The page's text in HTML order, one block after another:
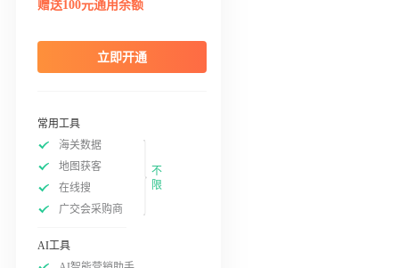
赠送100元通用余额
立即开通
常用工具
海关数据
地图获客
在线搜
广交会采购商
不
限
AI工具